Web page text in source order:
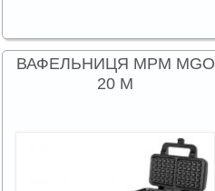
ВАФЕЛЬНИЦЯ MPM MGO
20 M